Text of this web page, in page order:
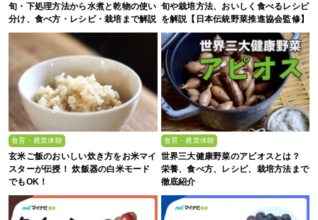
旬・下処理方法から水煮と乾物の使い
分け、食べ方・レシピ・栽培まで解説
旬や栽培方法、おいしく食べるレシピ
を解説【日本伝統野菜推進協会監修】
食育・農業体験
玄米ご飯のおいしい炊き方をお米マイ
スターが伝授！ 炊飯器の白米モード
でもOK！
食育・農業体験
世界三大健康野菜のアピオスとは？
栄養、食べ方、レシピ、栽培方法まで
徹底紹介